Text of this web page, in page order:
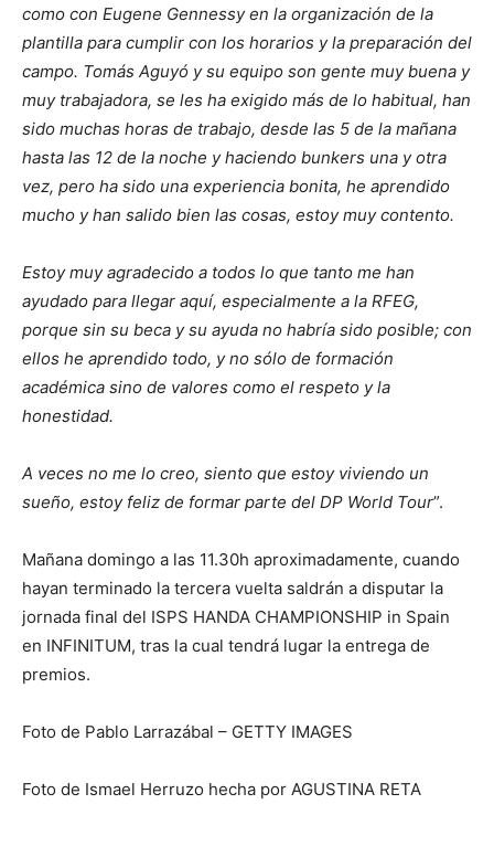
como con Eugene Gennessy en la organización de la
plantilla para cumplir con los horarios y la preparación del
campo. Tomás Aguyó y su equipo son gente muy buena y
muy trabajadora, se les ha exigido más de lo habitual, han
sido muchas horas de trabajo, desde las 5 de la mañana
hasta las 12 de la noche y haciendo bunkers una y otra
vez, pero ha sido una experiencia bonita, he aprendido
mucho y han salido bien las cosas, estoy muy contento.
Estoy muy agradecido a todos lo que tanto me han
ayudado para llegar aquí, especialmente a la RFEG,
porque sin su beca y su ayuda no habría sido posible; con
ellos he aprendido todo, y no sólo de formación
académica sino de valores como el respeto y la
honestidad.
A veces no me lo creo, siento que estoy viviendo un
sueño, estoy feliz de formar parte del DP World Tour”.
Mañana domingo a las 11.30h aproximadamente, cuando
hayan terminado la tercera vuelta saldrán a disputar la
jornada final del ISPS HANDA CHAMPIONSHIP in Spain
en INFINITUM, tras la cual tendrá lugar la entrega de
premios.
Foto de Pablo Larrazábal – GETTY IMAGES
Foto de Ismael Herruzo hecha por AGUSTINA RETA